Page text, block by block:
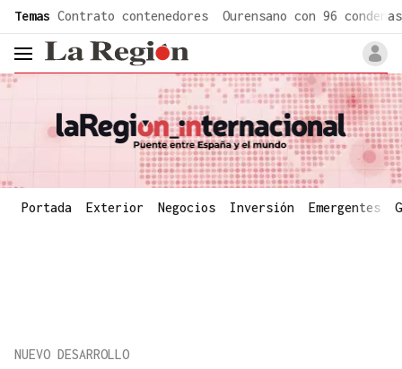
Temas Contrato contenedores Ourensano con 96 condenas
header.menu.open
Portada Exterior Negocios Inversión Emergentes
NUEVO DESARROLLO